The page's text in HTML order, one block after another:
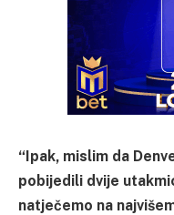
“Ipak, mislim da
pobijedili dvije
natječemo na